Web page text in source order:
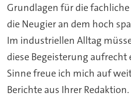
Grundlagen für die
die Neugier an dem hoch
Im industriellen Alltag
diese Begeisterung aufrecht
Sinne freue ich mich auf
Berichte aus Ihrer Redaktion.